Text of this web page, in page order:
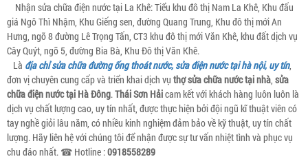
Nhận sửa chữa điện nước tại La Khê: Tiểu khu đô thị Nam La Khê, Khu đấu
giá Ngô Thì Nhậm, Khu Giếng sen, đường Quang Trung, Khu đô thị mới An
Hưng, ngõ 8 đường Lê Trọng Tấn, CT3 khu đô thị mới Văn Khê, khu đất dịch vụ
Cây Quýt, ngõ 5, đường Bia Bà, Khu Đô thị Văn Khê.
Là địa chỉ sửa chữa đường ống thoát nước, sửa điện nước tại hà nội, uy tín,
đơn vị chuyên cung cấp và triển khai dịch vụ thợ sửa chữa nước tại nhà, sửa
chữa điện nước tại Hà Đông.Thái Sơn Hảicam kết với khách hàng luôn luôn là
dịch vụ chất lượng cao, uy tín nhất, được thực hiện bởi đội ngũ kĩ thuật viên có
tay nghề giỏi lâu năm, có nhiều kinh nghiệm đảm bảo về kỹ thuật, uy tín chất
lượng. Hãy liên hệ với chúng tôi để nhận được sự tư vấn nhiệt tình và phục vụ
chu đáo nhất. ☎ Hotline :0918558289